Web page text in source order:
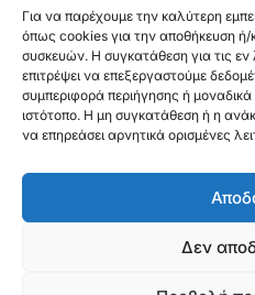
Για να παρέχουμε την καλύτερη
όπως cookies για την αποθήκευση ή/
συσκευών. Η συγκατάθεση για τις
επιτρέψει να επεξεργαστούμε
συμπεριφορά περιήγησης ή
ιστότοπο. Η μη συγκατάθεση ή η
να επηρεάσει αρνητικά ορισμένες
Δεν
ΟΡΟΙ ΧΡΗΣΗΣ
ΠΟΛΙΤΙΚΗ ΑΠΟΡΡΗΤΟΥ
ABOUT
ΕΠΙΚΟΙΝΩΝΙΑ